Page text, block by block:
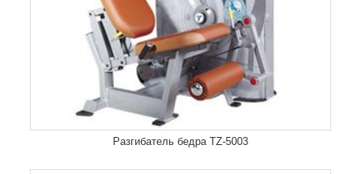
Разгибатель бедра TZ-5003